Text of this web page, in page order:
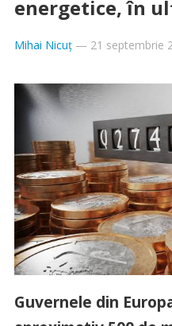
energetice, în
Mihai Nicuț— 21 septembrie
Guvernele din